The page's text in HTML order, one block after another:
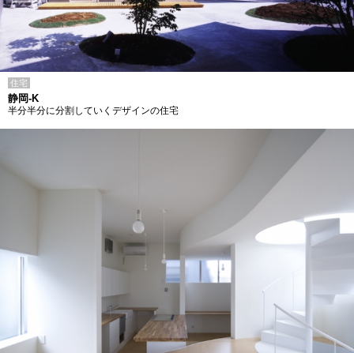
住宅
静岡-K
半分半分に分割していくデザインの住宅